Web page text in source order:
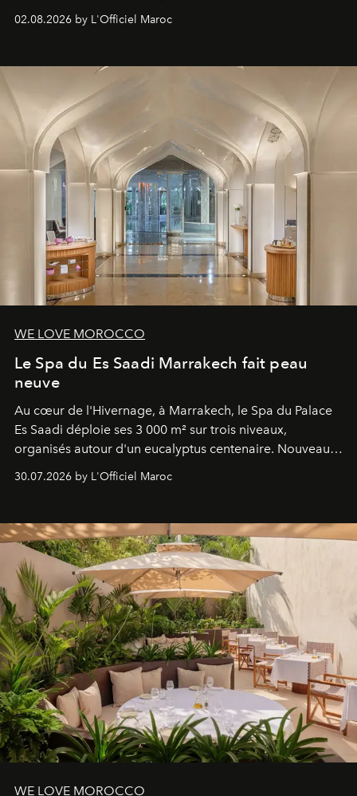
02.08.2026 by L'Officiel Maroc
WE LOVE MOROCCO
Le Spa du Es Saadi Marrakech fait peau
neuve
Au cœur de l'Hivernage, à Marrakech, le Spa du Palace
Es Saadi déploie ses 3 000 m² sur trois niveaux,
organisés autour d'un eucalyptus centenaire. Nouveau
neuro-cosmétique, parcours thermal et studio dédié au
entièreté, entre science des émotions et rituels
reposants.
30.07.2026 by L'Officiel Maroc
WE LOVE MOROCCO